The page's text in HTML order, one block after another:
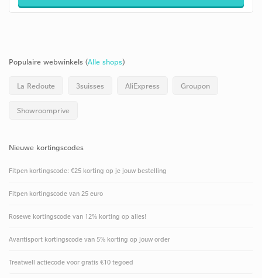
Populaire webwinkels (Alle shops)
La Redoute 3suisses AliExpress Groupon
Showroomprive
Nieuwe kortingscodes
Fitpen kortingscode: €25 korting op je jouw bestelling
Fitpen kortingscode van 25 euro
Rosewe kortingscode van 12% korting op alles!
Avantisport kortingscode van 5% korting op jouw order
Treatwell actiecode voor gratis €10 tegoed